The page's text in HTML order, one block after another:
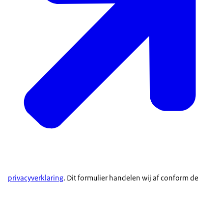
privacyverklaring. Dit formulier handelen wij af conform de